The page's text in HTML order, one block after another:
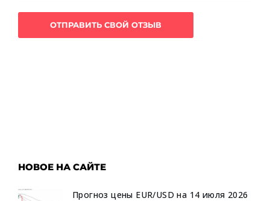
НОВОЕ НА САЙТЕ
Прогноз цены EUR/USD на 14 июля 2026